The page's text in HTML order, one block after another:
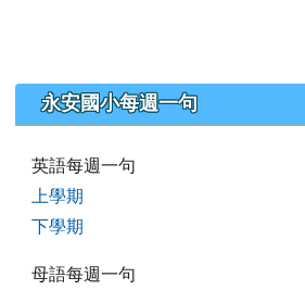
永安國小每週一句
英語每週一句
上學期
下學期
母語每週一句